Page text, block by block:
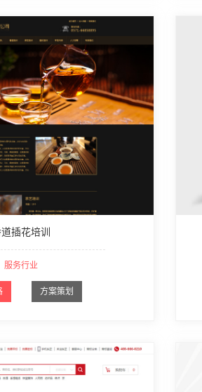
插花培训
服务行业
方案策划